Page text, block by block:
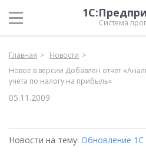
Система
Главная
Новости
Новое в версии Добавлен отчет
учета по налогу на прибыль»
05.11.2009
Новости на тему: Обновление 1С